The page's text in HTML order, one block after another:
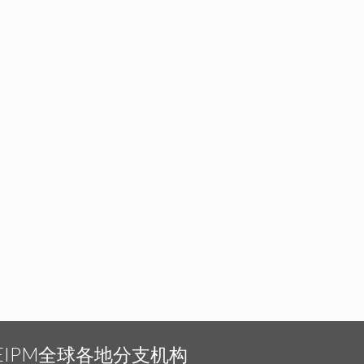
全球各地分支机构